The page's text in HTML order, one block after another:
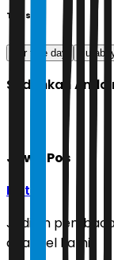
Tags
car free day
Sudahkah
Jawa Pos
Ikuti
Jadilah
channel kami!